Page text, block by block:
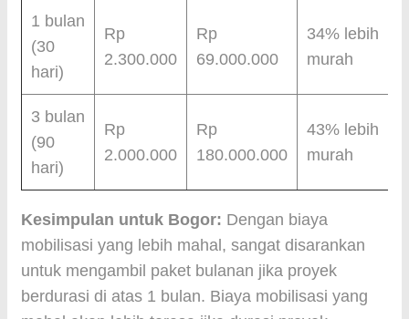
1 bulan
(30
hari)
Rp
2.300.000
Rp
69.000.000
34% lebih
murah
3 bulan
(90
hari)
Rp
2.000.000
Rp
180.000.000
43% lebih
murah
Kesimpulan untuk Bogor: Dengan biaya
mobilisasi yang lebih mahal, sangat disarankan
untuk mengambil paket bulanan jika proyek
berdurasi di atas 1 bulan. Biaya mobilisasi yang